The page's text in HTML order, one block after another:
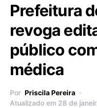
Prefeitura
revoga
público
médica
Por Priscila Pereira
Atualizado em 28 de